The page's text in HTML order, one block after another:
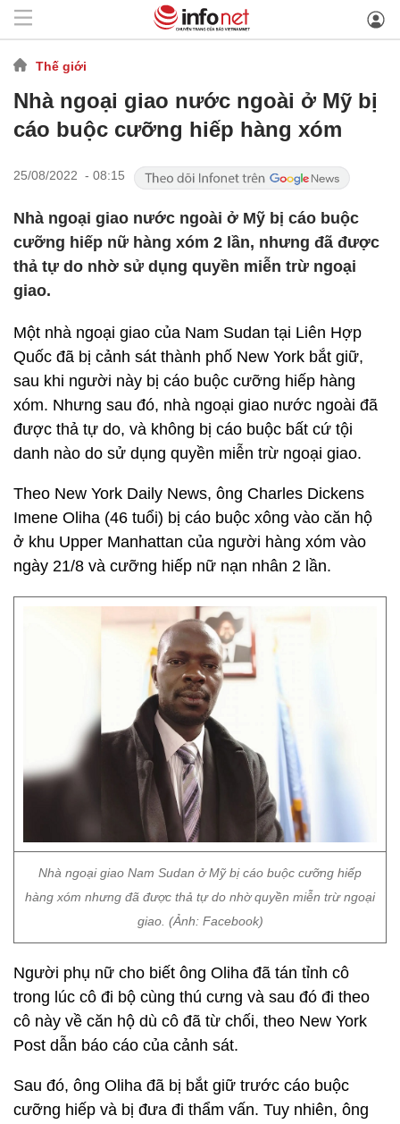
Thế giới
Nhà ngoại giao nước ngoài ở Mỹ bị
cáo buộc cưỡng hiếp hàng xóm
25/08/2022 - 08:15
Nhà ngoại giao nước ngoài ở Mỹ bị cáo buộc
cưỡng hiếp nữ hàng xóm 2 lần, nhưng đã được
thả tự do nhờ sử dụng quyền miễn trừ ngoại
giao.
Một nhà ngoại giao của Nam Sudan tại Liên Hợp
Quốc đã bị cảnh sát thành phố New York bắt giữ,
sau khi người này bị cáo buộc cưỡng hiếp hàng
xóm. Nhưng sau đó, nhà ngoại giao nước ngoài đã
được thả tự do, và không bị cáo buộc bất cứ tội
danh nào do sử dụng quyền miễn trừ ngoại giao.
Theo New York Daily News, ông Charles Dickens
Imene Oliha (46 tuổi) bị cáo buộc xông vào căn hộ
ở khu Upper Manhattan của người hàng xóm vào
ngày 21/8 và cưỡng hiếp nữ nạn nhân 2 lần.
Nhà ngoại giao Nam Sudan ở Mỹ bị cáo buộc cưỡng hiếp
hàng xóm nhưng đã được thả tự do nhờ quyền miễn trừ ngoại
giao. (Ảnh: Facebook)
Người phụ nữ cho biết ông Oliha đã tán tỉnh cô
trong lúc cô đi bộ cùng thú cưng và sau đó đi theo
cô này về căn hộ dù cô đã từ chối, theo New York
Post dẫn báo cáo của cảnh sát.
Sau đó, ông Oliha đã bị bắt giữ trước cáo buộc
cưỡng hiếp và bị đưa đi thẩm vấn. Tuy nhiên, ông